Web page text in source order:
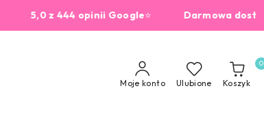
5,0 z 444 opinii Google⭐Darmowa dostawa od
Moje konto Ulubione Koszyk
0